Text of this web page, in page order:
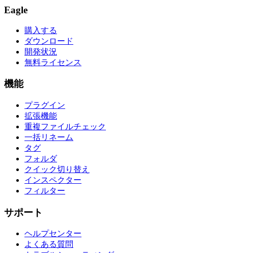
Eagle
購入する
ダウンロード
開発状況
無料ライセンス
機能
プラグイン
拡張機能
重複ファイルチェック
一括リネーム
タグ
フォルダ
クイック切り替え
インスペクター
フィルター
サポート
ヘルプセンター
よくある質問